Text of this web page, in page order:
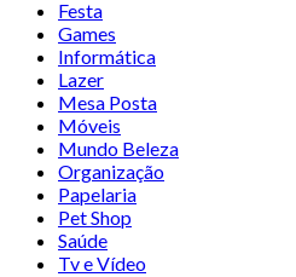
Festa
Games
Informática
Lazer
Mesa Posta
Móveis
Mundo Beleza
Organização
Papelaria
Pet Shop
Saúde
Tv e Vídeo